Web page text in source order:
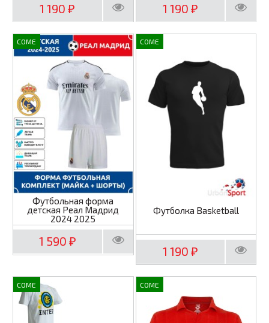
1 190₽ 1 190 ₽
COME
Футбольная форма
детская Реал Мадрид
2024 2025
1 590 ₽
COME
Футболка Basketball
1 190 ₽
COME COME